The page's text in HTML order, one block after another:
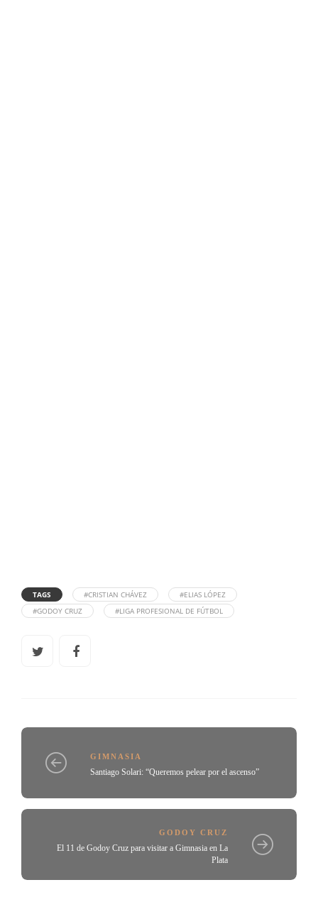
TAGS #CRISTIAN CHÁVEZ
#ELIAS LÓPEZ
#GODOY CRUZ
#LIGA PROFESIONAL DE FÚTBOL
GIMNASIA
Santiago Solari: “Queremos pelear por el ascenso”
GODOY CRUZ
El 11 de Godoy Cruz para visitar a Gimnasia en La
Plata